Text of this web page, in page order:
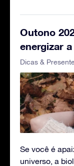
Outono
energizar
Dicas &
Se você é
universo, a